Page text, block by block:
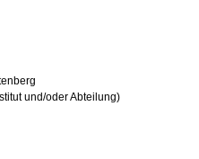
und/oder Abteilung)